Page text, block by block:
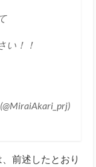
い！！
前述したとおり